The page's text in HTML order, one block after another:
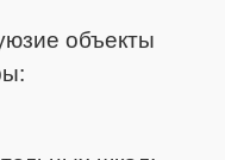
объекты